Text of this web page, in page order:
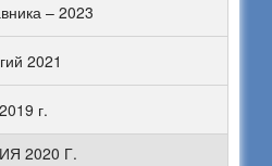
– 2023
2021
г.
2020 Г.